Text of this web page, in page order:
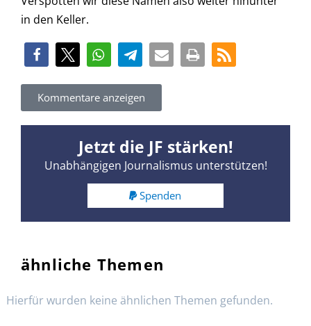
in den Keller.
Kommentare anzeigen
Jetzt die JF stärken!
Unabhängigen Journalismus unterstützen!
Spenden
ähnliche Themen
Hierfür wurden keine ähnlichen Themen gefunden.